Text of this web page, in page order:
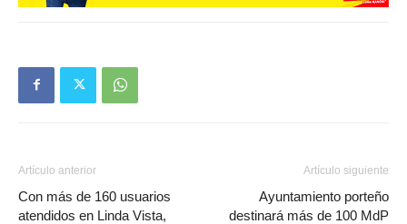
Artículo anterior
Con más de 160 usuarios
atendidos en Linda Vista,
Artículo siguiente
Ayuntamiento porteño
destinará más de 100 MdP